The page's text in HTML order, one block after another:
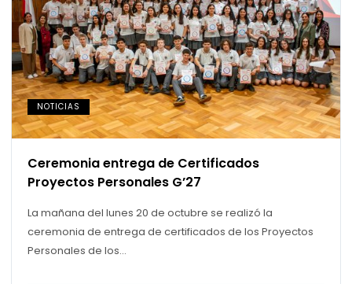
NOTICIAS
Ceremonia entrega de Certificados
Proyectos Personales G’27
La mañana del lunes 20 de octubre se realizó la
ceremonia de entrega de certificados de los Proyectos
Personales de los...